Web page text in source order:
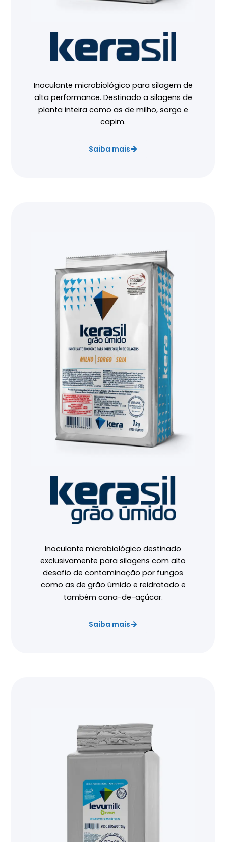
Inoculante microbiológico para silagem de
alta performance. Destinado a silagens de
planta inteira como as de milho, sorgo e
capim.
Saiba mais
Inoculante microbiológico destinado
exclusivamente para silagens com alto
desafio de contaminação por fungos
como as de grão úmido e reidratado e
também cana-de-açúcar.
Saiba mais